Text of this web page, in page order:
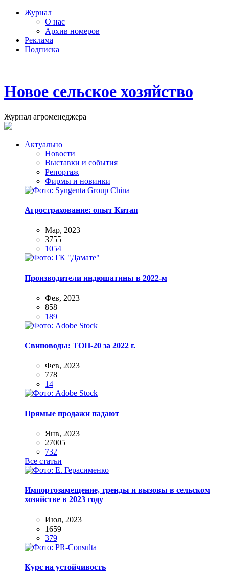
Журнал
О нас
Архив номеров
Реклама
Подписка
Новое сельское хозяйство
Журнал агроменеджера
Актуально
Новости
Выставки и события
Репортаж
Фирмы и новинки
Агрострахование: опыт Китая
Мар, 2023
3755
1054
Производители индюшатины в 2022-м
Фев, 2023
858
189
Свиноводы: ТОП-20 за 2022 г.
Фев, 2023
778
14
Прямые продажи падают
Янв, 2023
27005
732
Все статьи
Импортозамещение, тренды и вызовы в сельском
хозяйстве в 2023 году
Июл, 2023
1659
379
Курс на устойчивость